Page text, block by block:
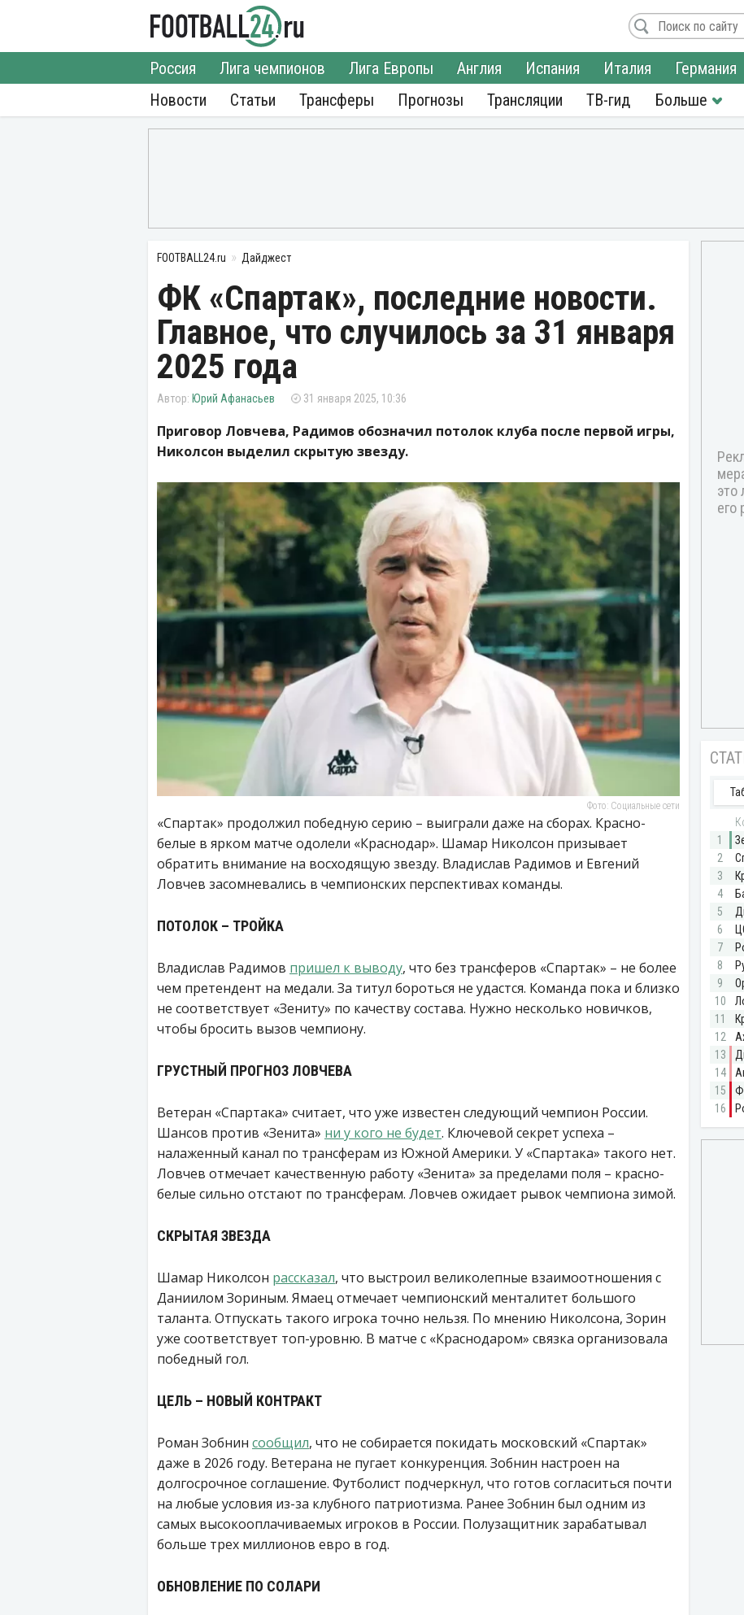
Новости
Россия Лига чемпионов Лига Европы Англия Испания Италия Германия
Статьи
Трансферы Прогнозы Трансляции ТВ-гид
FOOTBALL24.ru Дайджест
ФК «Спартак», последние новости.
Главное, что случилось за 31 января
2025 года
Юрий Афанасьев 31 января 2025, 10:36
Приговор Ловчева, Радимов обозначил потолок клуба после первой игры,
Николсон выделил скрытую звезду.
Фото: Социальные сети
«Спартак» продолжил победную серию – выиграли даже на сборах. Красно-
белые в ярком матче одолели «Краснодар». Шамар Николсон призывает
обратить внимание на восходящую звезду. Владислав Радимов и Евгений
Ловчев засомневались в чемпионских перспективах команды.
ПОТОЛОК – ТРОЙКА
Владислав Радимов пришел к выводу, что без трансферов «Спартак» – не более
чем претендент на медали. За титул бороться не удастся. Команда пока и близко
не соответствует «Зениту» по качеству состава. Нужно несколько новичков,
чтобы бросить вызов чемпиону.
ГРУСТНЫЙ ПРОГНОЗ ЛОВЧЕВА
Ветеран «Спартака» считает, что уже известен следующий чемпион России.
Шансов против «Зенита» ни у кого не будет. Ключевой секрет успеха –
налаженный канал по трансферам из Южной Америки. У «Спартака» такого нет.
Ловчев отмечает качественную работу «Зенита» за пределами поля – красно-
белые сильно отстают по трансферам. Ловчев ожидает рывок чемпиона зимой.
СКРЫТАЯ ЗВЕЗДА
Шамар Николсон рассказал, что выстроил великолепные взаимоотношения с
Даниилом Зориным. Ямаец отмечает чемпионский менталитет большого
таланта. Отпускать такого игрока точно нельзя. По мнению Николсона, Зорин
уже соответствует топ-уровню. В матче с «Краснодаром» связка организовала
победный гол.
ЦЕЛЬ – НОВЫЙ КОНТРАКТ
Роман Зобнин сообщил, что не собирается покидать московский «Спартак»
даже в 2026 году. Ветерана не пугает конкуренция. Зобнин настроен на
долгосрочное соглашение. Футболист подчеркнул, что готов согласиться почти
на любые условия из-за клубного патриотизма. Ранее Зобнин был одним из
самых высокооплачиваемых игроков в России. Полузащитник зарабатывал
больше трех миллионов евро в год.
ОБНОВЛЕНИЕ ПО СОЛАРИ